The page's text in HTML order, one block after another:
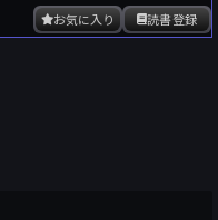
読書登録
お気に入り